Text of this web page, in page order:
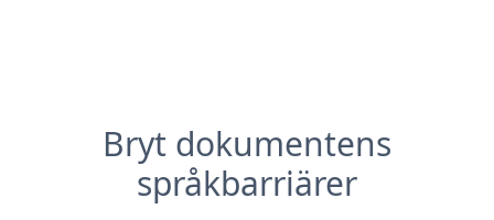
Bryt dokumentens
språkbarriärer